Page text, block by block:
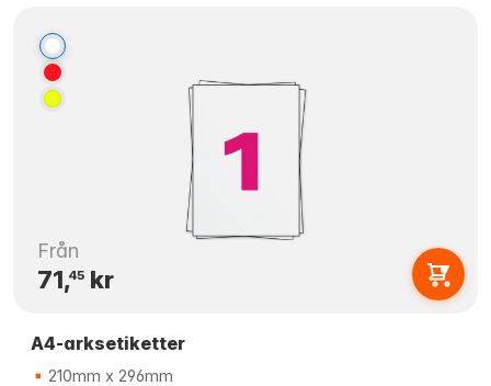
Från
71,45kr
A4-arksetiketter
210mm x 296mm